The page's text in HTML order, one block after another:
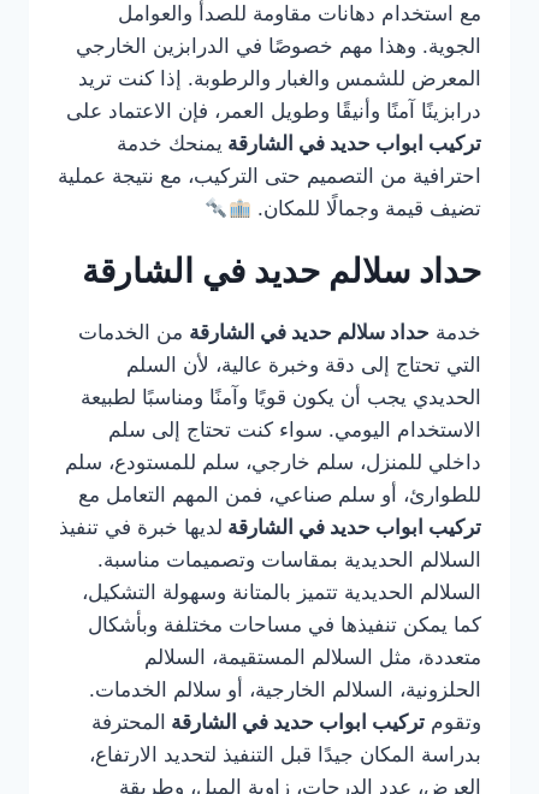
مع استخدام دهانات مقاومة للصدأ والعوامل
الجوية. وهذا مهم خصوصًا في الدرابزين الخارجي
المعرض للشمس والغبار والرطوبة. إذا كنت تريد
درابزينًا آمنًا وأنيقًا وطويل العمر، فإن الاعتماد على
تركيب ابواب حديد في الشارقة يمنحك خدمة
احترافية من التصميم حتى التركيب، مع نتيجة عملية
تضيف قيمة وجمالًا للمكان.
حداد سلالم حديد في الشارقة
خدمة حداد سلالم حديد في الشارقة من الخدمات
التي تحتاج إلى دقة وخبرة عالية، لأن السلم
الحديدي يجب أن يكون قويًا وآمنًا ومناسبًا لطبيعة
الاستخدام اليومي. سواء كنت تحتاج إلى سلم
داخلي للمنزل، سلم خارجي، سلم للمستودع، سلم
للطوارئ، أو سلم صناعي، فمن المهم التعامل مع
تركيب ابواب حديد في الشارقة لديها خبرة في تنفيذ
السلالم الحديدية بمقاسات وتصميمات مناسبة.
السلالم الحديدية تتميز بالمتانة وسهولة التشكيل،
كما يمكن تنفيذها في مساحات مختلفة وبأشكال
متعددة، مثل السلالم المستقيمة، السلالم
الحلزونية، السلالم الخارجية، أو سلالم الخدمات.
وتقوم تركيب ابواب حديد في الشارقة المحترفة
بدراسة المكان جيدًا قبل التنفيذ لتحديد الارتفاع،
العرض، عدد الدرجات، زاوية الميل، وطريقة